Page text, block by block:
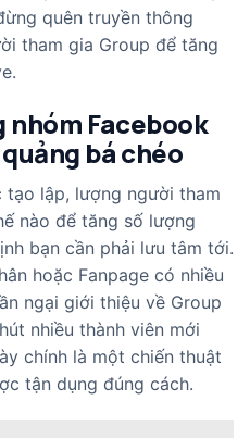
quên truyền thông
tham gia Group để tăng
nhóm Facebook
bá chéo
lập, lượng người tham
nào để tăng số lượng
bạn cần phải lưu tâm tới.
hoặc Fanpage có nhiều
ngại giới thiệu về Group
nhiều thành viên mới
chính là một chiến thuật
tận dụng đúng cách.